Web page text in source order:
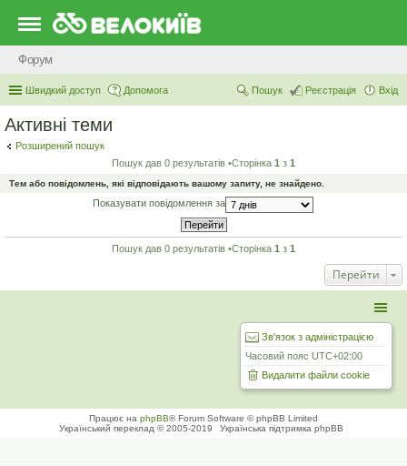
Форум
Швидкий доступ Допомога Вхід
Реєстрація
Пошук
Активні теми
Розширений пошук
Пошук дав 0 результатів •Сторінка 1 з 1
Тем або повідомлень, які відповідають вашому запиту, не знайдено.
Показувати повідомлення за
Пошук дав 0 результатів •Сторінка 1 з 1
Перейти
Зв'язок з адміністрацією
Часовий пояс UTC+02:00
Видалити файли cookie
Працює на phpBB® Forum Software © phpBB Limited
Український переклад © 2005-2019
Українська підтримка phpBB